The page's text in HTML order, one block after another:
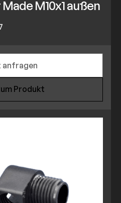
M10x1 außen
Produkt